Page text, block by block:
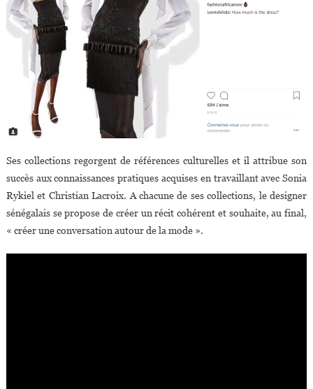
Ses collections regorgent de références culturelles et il attribue son
succès aux connaissances pratiques acquises en travaillant avec Sonia
Rykiel et Christian Lacroix. A chacune de ses collections, le designer
sénégalais se propose de créer un récit cohérent et souhaite, au final,
« créer une conversation autour de la mode ».